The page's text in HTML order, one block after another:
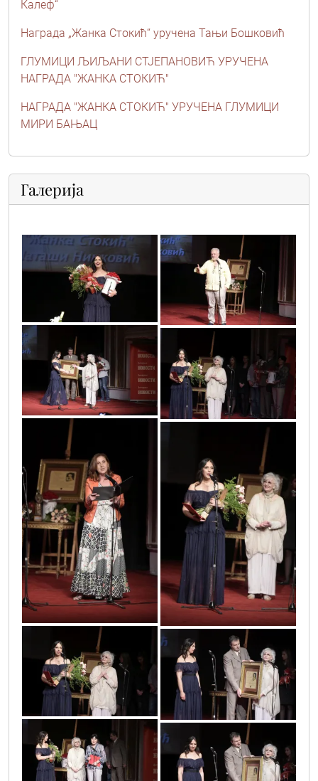
Калеф“
Награда „Жанка Стокић“ уручена Тањи Бошковић
ГЛУМИЦИ ЉИЉАНИ СТЈЕПАНОВИЋ УРУЧЕНА
НАГРАДА "ЖАНКА СТОКИЋ"
НАГРАДА "ЖАНКА СТОКИЋ" УРУЧЕНА ГЛУМИЦИ
МИРИ БАЊАЦ
Галерија
vic5117 vic4751
vic4787 vic5075
vic4780 vic5066
vic5072 vic4900
vic5015 vic4903